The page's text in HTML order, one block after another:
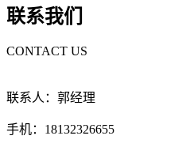
联系我们
CONTACT US
联系人：郭经理
手机：18132326655